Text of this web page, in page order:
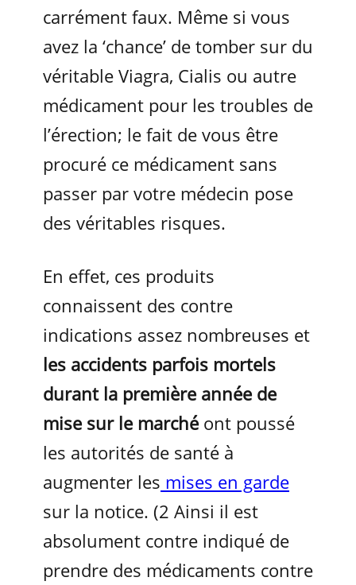
carrément faux. Même si vous
avez la ‘chance’ de tomber sur du
véritable Viagra, Cialis ou autre
médicament pour les troubles de
l’érection; le fait de vous être
procuré ce médicament sans
passer par votre médecin pose
des véritables risques.
En effet, ces produits
connaissent des contre
indications assez nombreuses et
les accidents parfois mortels
durant la première année de
mise sur le marché ont poussé
les autorités de santé à
augmenter les mises en garde
sur la notice. (2 Ainsi il est
absolument contre indiqué de
prendre des médicaments contre